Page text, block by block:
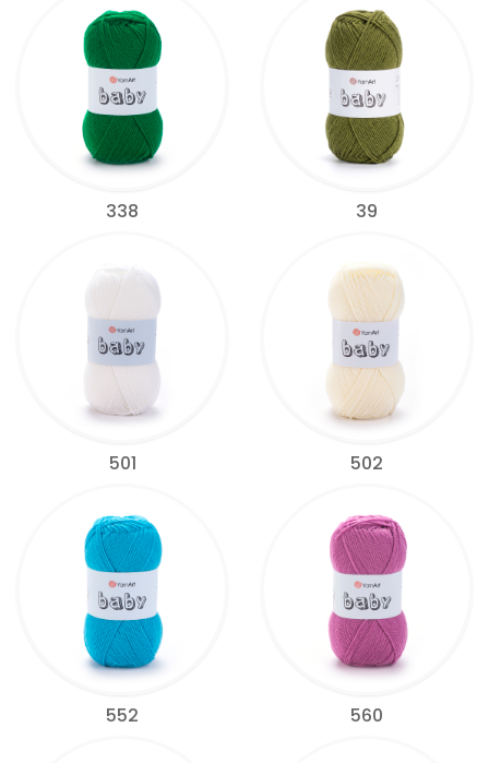
338 39
501 502
552 560